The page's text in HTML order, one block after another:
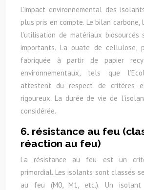
L’impact environnemental des
plus pris en compte. Le bilan
l’utilisation de matériaux biosourcés
importants. La ouate de cellulose,
fabriquée à partir de papier
environnementaux, tels que
attestent du respect de critères
rigoureux. La durée de vie de
considérée.
6. résistance au feu
réaction au feu)
La résistance au feu est un
primordial. Les isolants sont classés
au feu (M0, M1, etc.). Un